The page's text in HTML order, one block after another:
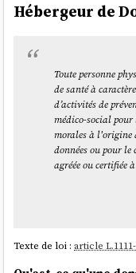
Hébergeur de
Toute personne
de santé à
d’activités de
médico-social pour
morales à l'origine
données ou pour
agréée ou certifiée
Texte de loi :article